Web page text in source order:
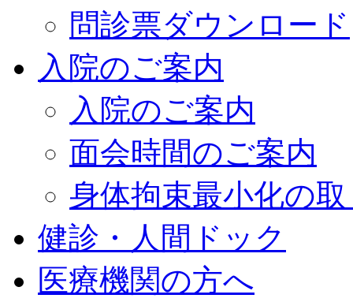
問診票ダウンロード
入院のご案内
入院のご案内
面会時間のご案内
身体拘束最小化の
健診・人間ドック
医療機関の方へ